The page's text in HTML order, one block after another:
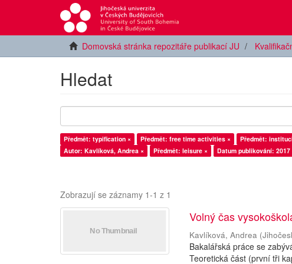
Domovská stránka repozitáře publikací JU
Hledat
Předmět: typification × Předmět: free time activities × Předmět:
Autor: Kavlíková, Andrea ×
Předmět: leisure × Datum publikování: 2017
Zobrazují se záznamy 1-1 z 1
Volný čas
Kavlíková, Andrea (
Bakalářská práce se
Teoretická část (první tři